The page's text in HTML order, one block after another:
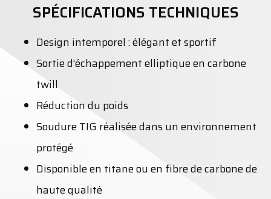
SPÉCIFICATIONS TECHNIQUES
Design intemporel : élégant et sportif
Sortie d’échappement elliptique en carbone
twill
Réduction du poids
Soudure TIG réalisée dans un environnement
protégé
Disponible en titane ou en fibre de carbone de
haute qualité